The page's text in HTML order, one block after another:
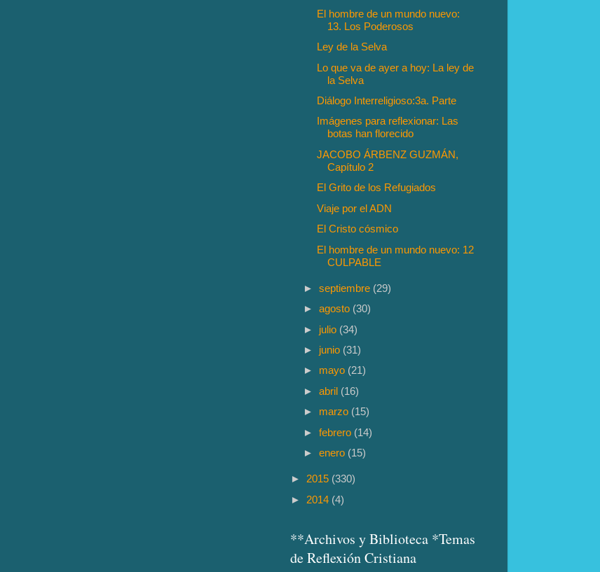
El hombre de un mundo nuevo:
13. Los Poderosos
Ley de la Selva
Lo que va de ayer a hoy: La ley de
la Selva
Diálogo Interreligioso:3a. Parte
Imágenes para reflexionar: Las
botas han florecido
JACOBO ÁRBENZ GUZMÁN,
Capítulo 2
El Grito de los Refugiados
Viaje por el ADN
El Cristo cósmico
El hombre de un mundo nuevo: 12
CULPABLE
►septiembre (29)
►agosto (30)
► julio (34)
► junio (31)
► mayo (21)
►abril (16)
► marzo (15)
►febrero (14)
►enero (15)
► 2015 (330)
► 2014 (4)
**Archivos y Biblioteca *Temas
de Reflexión Cristiana